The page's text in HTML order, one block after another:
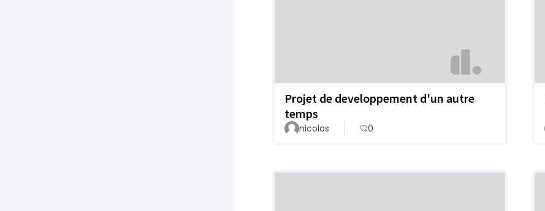
Projet de developpement d'un autre
temps
nicolas 0